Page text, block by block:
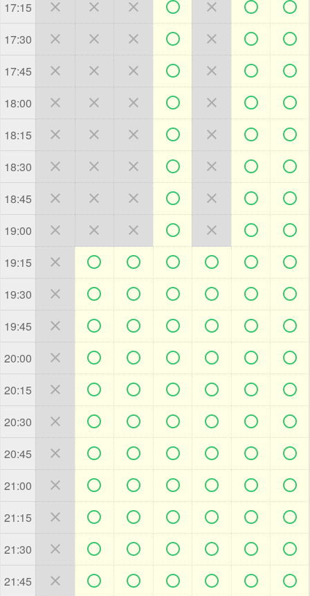
17:15       
17:30       
17:45       
18:00       
18:15       
18:30       
18:45       
19:00       
19:15       
19:30       
19:45       
20:00       
20:15       
20:30       
20:45       
21:00       
21:15       
21:30       
21:45       